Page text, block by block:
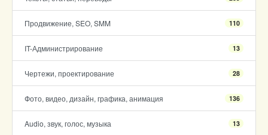
Продвижение, SEO, SMM 110
IT-Администрирование 13
Чертежи, проектирование 28
Фото, видео, дизайн, графика, анимация 136
Audio, звук, голос, музыка 13